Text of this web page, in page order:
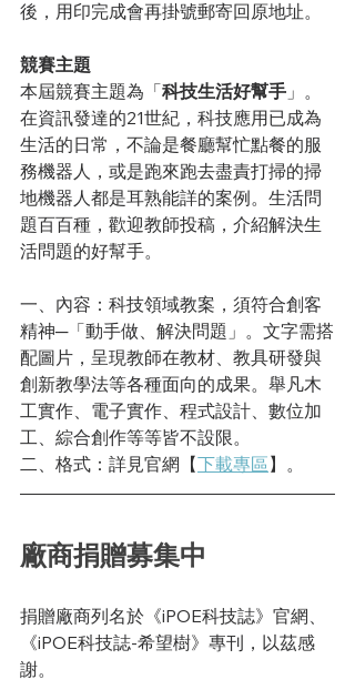
後，用印完成會再掛號郵寄回原地址。
競賽主題
本屆競賽主題為「科技生活好幫手 」。
在資訊發達的21世紀，科技應用已成為
生活的日常，不論是餐廳幫忙點餐的服
務機器人，或是跑來跑去盡責打掃的掃
地機器人都是耳熟能詳的案例。生活問
題百百種，歡迎教師投稿，介紹解決生
活問題的好幫手。
一、內容：科技領域教案，須符合創客
精神─「動手做、解決問題」。文字需搭
配圖片，呈現教師在教材、教具研發與
創新教學法等各種面向的成果。舉凡木
工實作、電子實作、程式設計、數位加
工、綜合創作等等皆不設限。
二、格式：詳見官網【下載專區】。
廠商捐贈募集中
捐贈廠商列名於《iPOE科技誌》官網、
《iPOE科技誌-希望樹》專刊，以茲感
謝。